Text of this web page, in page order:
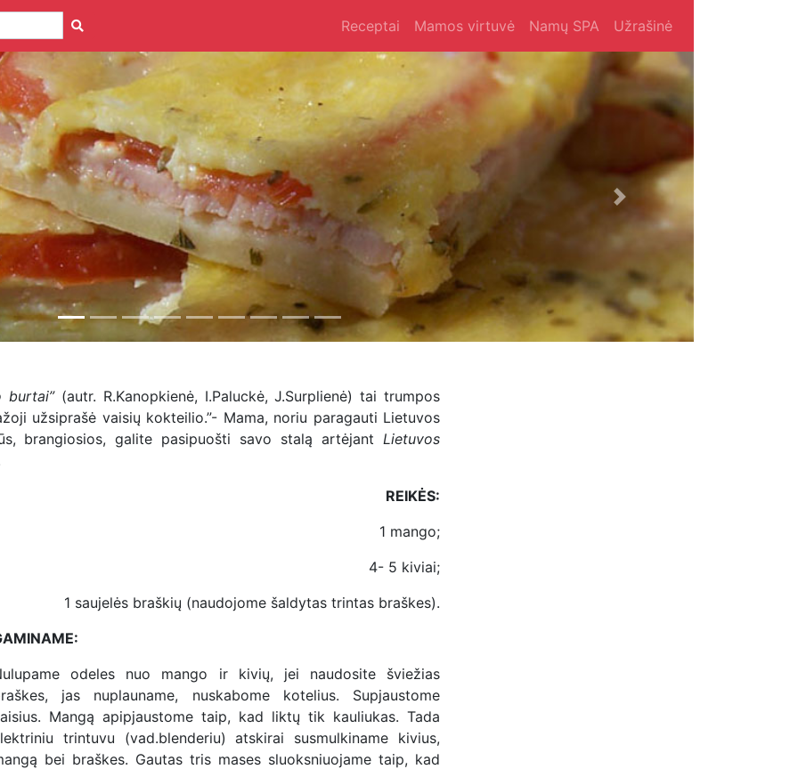
Receptai Mamos virtuvė Namų SPA Užrašinė
Next
burtai”(autr. R.Kanopkienė, I.Paluckė, J.Surplienė) tai trumpos
užsiprašė vaisių kokteilio.”- Mama, noriu paragauti Lietuvos
brangiosios, galite pasipuošti savo stalą artėjant Lietuvos
REIKĖS:
1 mango;
4- 5 kiviai;
1 saujelės braškių (naudojome šaldytas trintas braškes).
odeles nuo mango ir kivių, jei naudosite šviežias
jas nuplauname, nuskabome kotelius. Supjaustome
Mangą apipjaustome taip, kad liktų tik kauliukas. Tada
trintuvu (vad.blenderiu) atskirai susmulkiname kivius,
bei braškes. Gautas tris mases sluoksniuojame taip, kad